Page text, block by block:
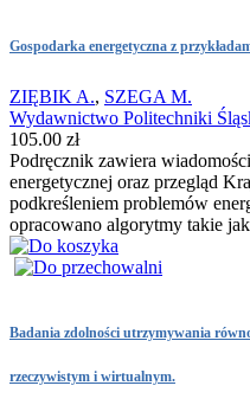
Gospodarka energetyczna z
ZIĘBIK A., SZEGA M.
Wydawnictwo Politechniki
105.00 zł
Podręcznik zawiera
energetycznej oraz przegląd
podkreśleniem problemów
opracowano algorytmy takie
Badania zdolności utrzymywania
rzeczywistym i wirtualnym.